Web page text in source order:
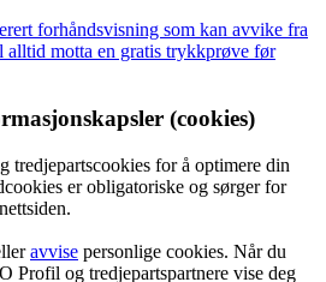
forhåndsvisning som kan avvike fra
motta en gratis trykkprøve før
(cookies)
tredjepartscookies for å optimere din
er obligatoriske og sørger for
avvise personlige cookies. Når du
Profil og tredjepartspartnere vise deg